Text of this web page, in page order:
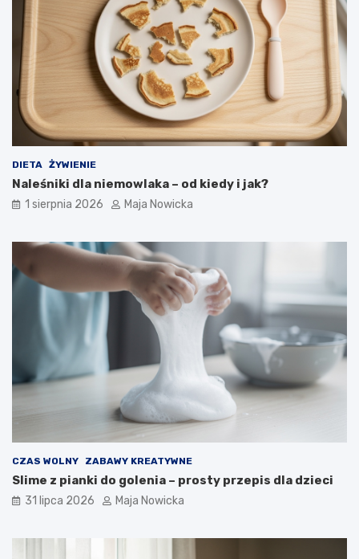
DIETA ŻYWIENIE
Naleśniki dla niemowlaka – od kiedy i jak?
1 sierpnia 2026 Maja Nowicka
CZAS WOLNY ZABAWY KREATYWNE
Slime z pianki do golenia – prosty przepis dla dzieci
31 lipca 2026 Maja Nowicka